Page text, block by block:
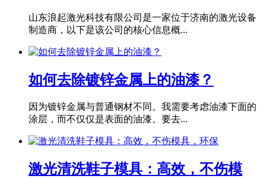
山东浪起激光科技有限公司是一家位于济南的激光设备
制造商，以下是该公司的核心信息概...
如何去除镀锌金属上的油漆？
因为镀锌金属与普通钢材不同。我需要考虑油漆下面的
涂层，而不仅仅是表面的油漆。要去...
激光清洗鞋子模具：高效，不伤模